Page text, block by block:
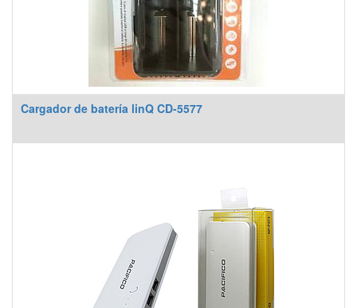
Cargador de batería linQ CD-5577